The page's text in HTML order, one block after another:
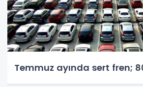
Temmuz ayında sert fren;